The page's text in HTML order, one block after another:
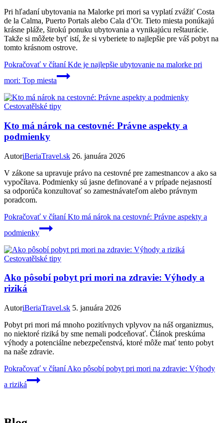
Pri hľadaní ubytovania na Malorke pri mori sa vyplatí zvážiť Costa
de la Calma, Puerto Portals alebo Cala d’Or. Tieto miesta ponúkajú
krásne pláže, širokú ponuku ubytovania a vynikajúcu reštaurácie.
Takže si môžete byť istí, že si vyberiete to najlepšie pre váš pobyt na
tomto krásnom ostrove.
Pokračovať v čítaníKde je najlepšie ubytovanie na malorke pri
mori: Top miesta
Cestovatělské tipy
Kto má nárok na cestovné: Právne aspekty a
podmienky
AutoriBeriaTravel.sk 26. januára 2026
V zákone sa upravuje právo na cestovné pre zamestnancov a ako sa
vypočítava. Podmienky sú jasne definované a v prípade nejasností
sa odporúča konzultovať so zamestnávateľom alebo právnym
poradcom.
Pokračovať v čítaníKto má nárok na cestovné: Právne aspekty a
podmienky
Cestovatělské tipy
Ako pôsobí pobyt pri mori na zdravie: Výhody a
riziká
AutoriBeriaTravel.sk 5. januára 2026
Pobyt pri mori má mnoho pozitívnych vplyvov na náš organizmus,
no niektoré riziká by sme nemali podceňovať. Článok preskúma
výhody a potenciálne nebezpečenstvá, ktoré môže mať tento pobyt
na naše zdravie.
Pokračovať v čítaníAko pôsobí pobyt pri mori na zdravie: Výhody
a riziká